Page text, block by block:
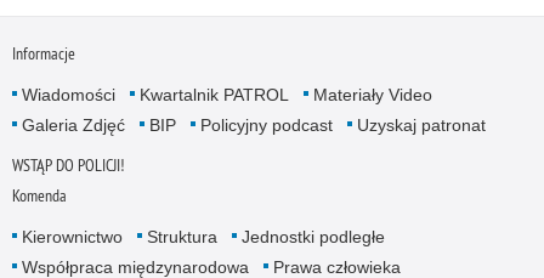
Informacje
Wiadomości Kwartalnik PATROL
Materiały Video
Galeria Zdjęć
BIP Policyjny podcast Uzyskaj patronat
WSTĄP DO POLICJI!
Komenda
Kierownictwo Struktura
Jednostki podległe
Współpraca międzynarodowa
Prawa człowieka